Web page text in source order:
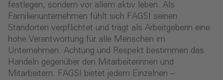
festlegen, sondern vor allem aktiv leben. Als
Familienunternehmen fühlt sich FAGSI seinen
Standorten verpflichtet und trägt als Arbeitgeberin eine
hohe Verantwortung für alle Menschen im
Unternehmen. Achtung und Respekt bestimmen das
Handeln gegenüber den Mitarbeiterinnen und
Mitarbeitern. FAGSI bietet jedem Einzelnen –